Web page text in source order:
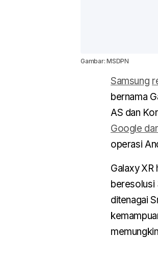
Gambar: MSDPN
Samsung
bernama
AS dan
Google
operasi
Galaxy XR
beresolusi
ditenagai